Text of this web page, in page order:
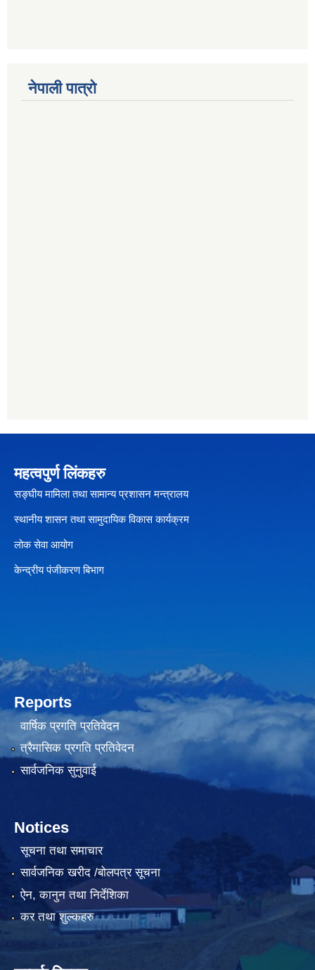
नेपाली पात्रो
महत्वपुर्ण लिंकहरु
सङ्घीय मामिला तथा सामान्य प्रशासन मन्त्रालय
स्थानीय शासन तथा सामुदायिक विकास कार्यक्रम
लोक सेवा आयोग
केन्द्रीय पंजीकरण बिभाग
Reports
वार्षिक प्रगति प्रतिवेदन
त्रैमासिक प्रगति प्रतिवेदन
सार्वजनिक सुनुवाई
Notices
सूचना तथा समाचार
सार्वजनिक खरीद /बोलपत्र सूचना
ऐन, कानुन तथा निर्देशिका
कर तथा शुल्कहरु